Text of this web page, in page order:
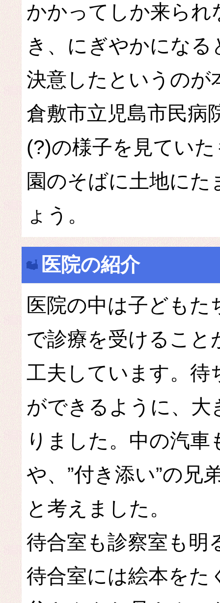
かかってしか来ら
き、にぎやかにな
決意したというのが
倉敷市立児島市民病
(?)の様子を見てい
園のそばに土地に
ょう。
医院の紹介
医院の中は子ども
で診療を受けるこ
工夫しています。待
ができるように、
りました。中の汽
や、”付き添い”の兄
と考えました。
待合室も診察室も明
待合室には絵本をた